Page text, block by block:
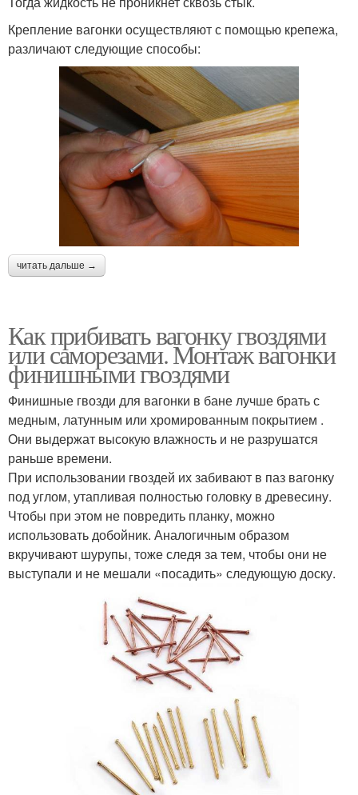
Крепление вагонки осуществляют с помощью крепежа,
различают следующие способы:
читать дальше →
Как прибивать вагонку гвоздями
или саморезами. Монтаж вагонки
финишными гвоздями
Финишные гвозди для вагонки в бане лучше брать с
медным, латунным или хромированным покрытием .
Они выдержат высокую влажность и не разрушатся
раньше времени.
При использовании гвоздей их забивают в паз вагонку
под углом, утапливая полностью головку в древесину.
Чтобы при этом не повредить планку, можно
использовать добойник. Аналогичным образом
вкручивают шурупы, тоже следя за тем, чтобы они не
выступали и не мешали «посадить» следующую доску.